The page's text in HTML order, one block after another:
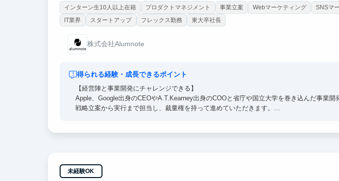
インターン生10人以上在籍 プロダクトマネジメント 事業立案 Webマーケティング SNSマ
IT業界
スタートアップ フレックス勤務 東大卒社長
株式会社Alumnote
得られる経験・成長できるポイント
【経営陣と事業開発にチャレンジできる】
Apple、Google出身のCEOやA.T.Kearney出身のCOOと省庁や国立大学を巻き込んだ事業開
戦略立案から実行まで担当し、裁量権を持って進めていただきます。
【学業や学生生活との両立応援】
試験や免許合宿等でまとまったお休みを取ることも可能です。
未経験OK